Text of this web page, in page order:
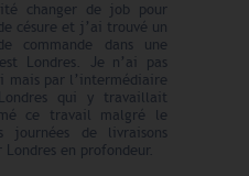
changer de job pour
césure et j’ai trouvé un
commande dans une
Londres. Je n’ai pas
mais par l’intermédiaire
qui y travaillait
ce travail malgré le
journées de livraisons
en profondeur.